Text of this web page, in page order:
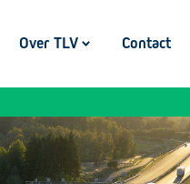
Over TLV Contact